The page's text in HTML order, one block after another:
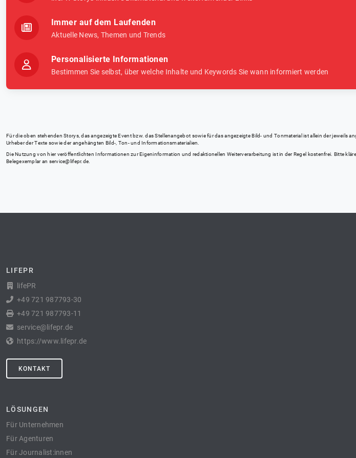
Immer auf dem Laufenden
Aktuelle News, Themen und Trends
Personalisierte Informationen
Bestimmen Sie selbst, über welche Inhalte und Keywords Sie wann informiert werden
Für die oben stehenden Storys, das angezeigte Event bzw. das Stellenangebot sowie für das angezeigte Bild- und Tonmaterial ist allein der jeweils
Urheber der Texte sowie der angehängten Bild-, Ton- und Informationsmaterialien.
Die Nutzung von hier veröffentlichten Informationen zur Eigeninformation und redaktionellen Weiterverarbeitung ist in der Regel kostenfrei. Bitte
Belegexemplar an service@lifepr.de
LIFEPR
lifePR
+49 721 987793-30
+49 721 987793-11
service@lifepr.de
https://www.lifepr.de
KONTAKT
LÖSUNGEN
Für Unternehmen
Für Agenturen
Für Journalist:innen